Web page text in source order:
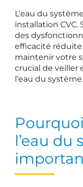
L’eau du
installation CVC.
des
efficacité
maintenir votre
crucial de veiller
l’eau du système.
l’eau du